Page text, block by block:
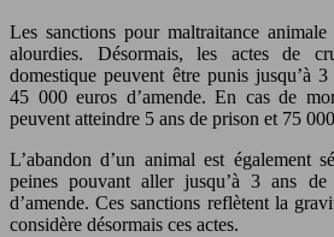
Les sanctions pour maltraitance
alourdies. Désormais, les actes de
domestique peuvent être punis jusqu’à 3
45 000 euros d’amende. En cas de
peuvent atteindre 5 ans de prison et 75
L’abandon d’un animal est également
peines pouvant aller jusqu’à 3 ans
d’amende. Ces sanctions reflètent la
considère désormais ces actes.